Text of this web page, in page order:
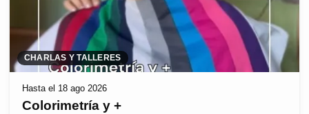
CHARLAS Y TALLERES
Hasta el 18 ago 2026
Colorimetría y +